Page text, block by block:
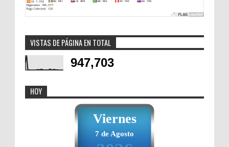
VISTAS DE PÁGINA EN TOTAL
947,703
HOY
Viernes
7 de Agosto